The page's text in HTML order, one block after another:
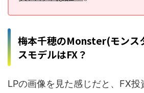
梅本千穂のMonster(モンス
スモデルはFX？
LPの画像を見た感じだと、FX投